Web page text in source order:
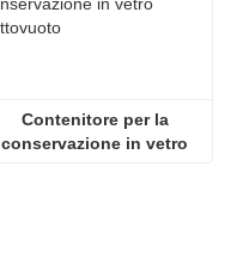
Contenitore per la
conservazione in vetro